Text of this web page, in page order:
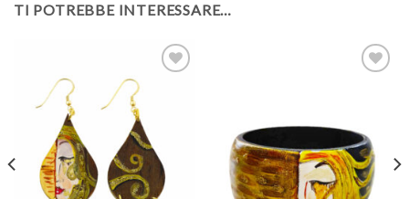
TI POTREBBE INTERESSARE…